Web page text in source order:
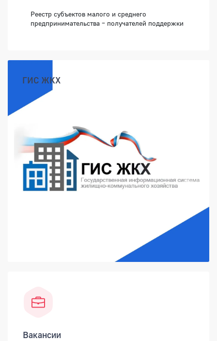
Реестр субъектов малого и среднего
предпринимательства – получателей поддержки
ГИС ЖКХ
Вакансии